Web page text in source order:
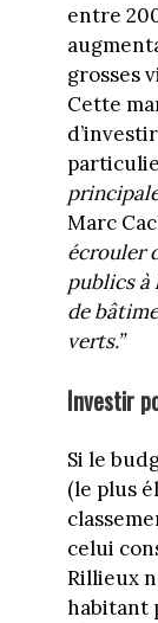
entre
grosses
Cette
Marc
écrouler
publics à
de
verts.”
Investir
Si le
(le plus
celui
Rillieux
habitant